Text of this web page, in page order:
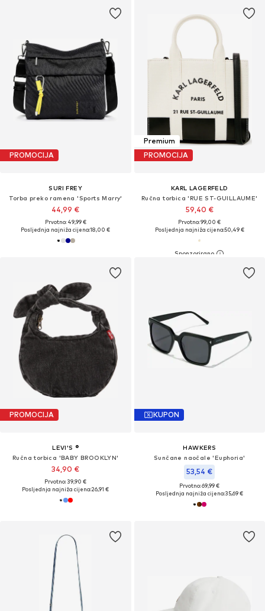
PROMOCIJA
SURI FREY
Torba preko ramena 'Sports Marry'
44,99 €
Prvotno: 49,99 €
Posljednja najniža cijena:18,00 €
Premium
PROMOCIJA
KARL LAGERFELD
Ručna torbica 'RUE ST-GUILLAUME'
59,40 €
Prvotno: 99,00 €
Posljednja najniža cijena:50,49 €
PROMOCIJA
LEVI'S ®
Ručna torbica 'BABY BROOKLYN'
34,90 €
Prvotno: 39,90 €
Posljednja najniža cijena:26,91 €
KUPON
HAWKERS
Sunčane naočale 'Euphoria'
53,54 €
Prvotno: 69,99 €
Posljednja najniža cijena:35,69 €